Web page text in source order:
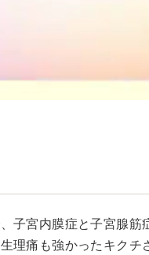
子宮内膜症と子宮腺筋
理痛も強かったキクチ